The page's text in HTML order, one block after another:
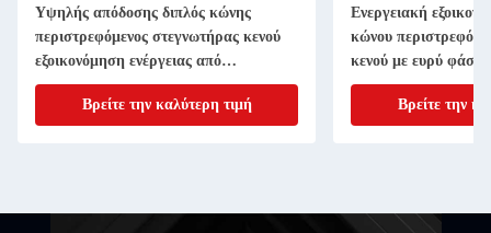
Υψηλής απόδοσης διπλός κώνης
περιστρεφόμενος στεγνωτήρας κενού
εξοικονόμηση ενέργειας από
ανοξείδωτο χάλυβα
Βρείτε την καλύτερη τιμή
Ενεργειακή
κώνου
κενού με ευρύ
Βρείτε την